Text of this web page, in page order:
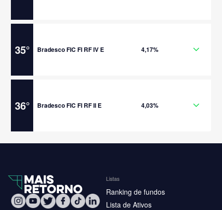
35° Bradesco FIC FI RF IV E 4,17%
36° Bradesco FIC FI RF II E 4,03%
Listas
Ranking de fundos
Lista de Ativos